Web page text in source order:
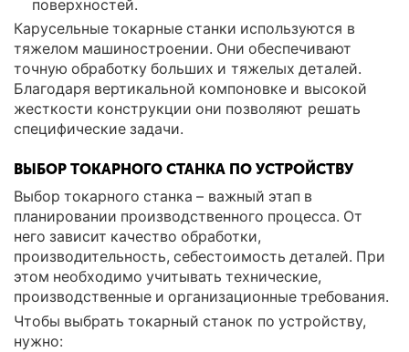
поверхностей.
Карусельные токарные станки используются в
тяжелом машиностроении. Они обеспечивают
точную обработку больших и тяжелых деталей.
Благодаря вертикальной компоновке и высокой
жесткости конструкции они позволяют решать
специфические задачи.
ВЫБОР ТОКАРНОГО СТАНКА ПО УСТРОЙСТВУ
Выбор токарного станка – важный этап в
планировании производственного процесса. От
него зависит качество обработки,
производительность, себестоимость деталей. При
этом необходимо учитывать технические,
производственные и организационные требования.
Чтобы выбрать токарный станок по устройству,
нужно: